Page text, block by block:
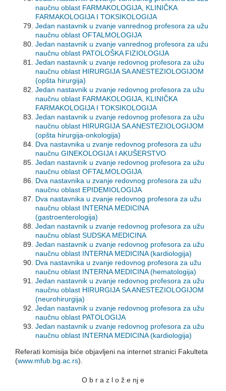
naučnu oblast FARMAKOLOGIJA, KLINIČKA
FARMAKOLOGIJA I TOKSIKOLOGIJA
Jedan nastavnik u zvanje vanrednog profesora za užu
naučnu oblast OFTALMOLOGIJA
Jedan nastavnik u zvanje vanrednog profesora za užu
naučnu oblast PATOLOŠKA FIZIOLOGIJA
Jedan nastavnik u zvanje redovnog profesora za užu
naučnu oblast HIRURGIJA SA ANESTEZIOLOGIJOM
(opšta hirurgija)
Jedan nastavnik u zvanje redovnog profesora za užu
naučnu oblast FARMAKOLOGIJA, KLINIČKA
FARMAKOLOGIJA I TOKSIKOLOGIJA
Jedan nastavnik u zvanje redovnog profesora za užu
naučnu oblast HIRURGIJA SA ANESTEZIOLOGIJOM
(opšta hirurgija-onkologija)
Dva nastavnika u zvanje redovnog profesora za užu
naučnu GINEKOLOGIJA I AKUŠERSTVO
Jedan nastavnik u zvanje redovnog profesora za užu
naučnu oblast OFTALMOLOGIJA
Dva nastavnika u zvanje redovnog profesora za užu
naučnu oblast EPIDEMIOLOGIJA
Dva nastavnika u zvanje redovnog profesora za užu
naučnu oblast INTERNA MEDICINA
(gastroenterologija)
Jedan nastavnik u zvanje redovnog profesora za užu
naučnu oblast SUDSKA MEDICINA
Jedan nastavnik u zvanje redovnog profesora za užu
naučnu oblast INTERNA MEDICINA (kardiologija)
Dva nastavnika u zvanje redovnog profesora za užu
naučnu oblast INTERNA MEDICINA (hematologija)
Jedan nastavnik u zvanje redovnog profesora za užu
naučnu oblast HIRURGIJA SA ANESTEZIOLOGIJOM
(neurohirurgija)
Jedan nastavnik u zvanje redovnog profesora za užu
naučnu oblast PATOLOGIJA
Jedan nastavnik u zvanje redovnog profesora za užu
naučnu oblast INTERNA MEDICINA (kardiologija)
Referati komisija biće objavljeni na internet stranici Fakulteta
(www.mfub.bg.ac.rs).
O b r a z l o ž e nj e